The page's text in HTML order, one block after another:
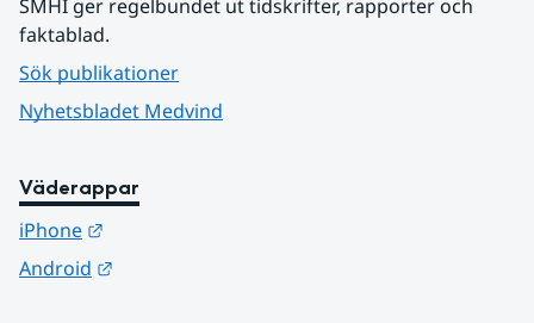
SMHI ger regelbundet ut tidskrifter, rapporter och
faktablad.
Sök publikationer
Nyhetsbladet Medvind
Väderappar
iPhone
Android